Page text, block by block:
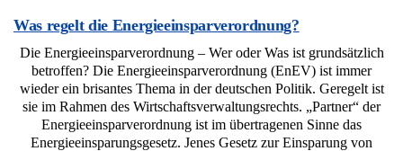
Was regelt die Energieeinsparverordnung?
Die Energieeinsparverordnung – Wer oder Was ist grundsätzlich
betroffen? Die Energieeinsparverordnung (EnEV) ist immer
wieder ein brisantes Thema in der deutschen Politik. Geregelt ist
sie im Rahmen des Wirtschaftsverwaltungsrechts. „Partner“ der
Energieeinsparverordnung ist im übertragenen Sinne das
Energieeinsparungsgesetz. Jenes Gesetz zur Einsparung von